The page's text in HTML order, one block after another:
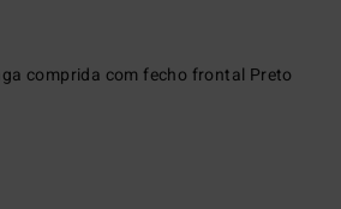
comprida com fecho frontal Preto